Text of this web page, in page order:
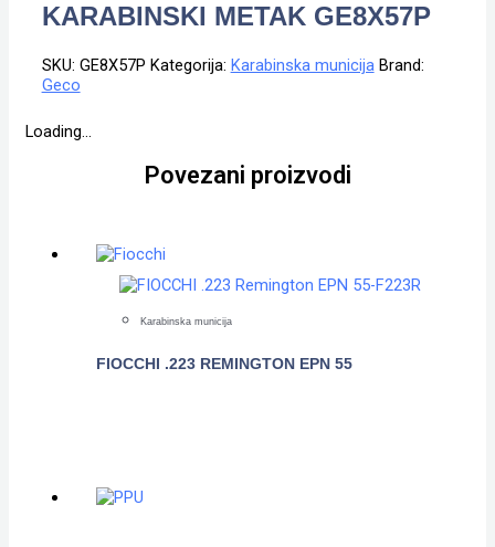
KARABINSKI METAK GE8X57P
SKU: GE8X57P Kategorija: Karabinska municija Brand:
Geco
Loading...
Povezani proizvodi
Karabinska municija
FIOCCHI .223 REMINGTON EPN 55